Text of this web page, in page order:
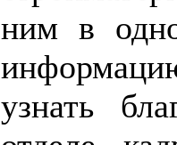
ним в
узнать